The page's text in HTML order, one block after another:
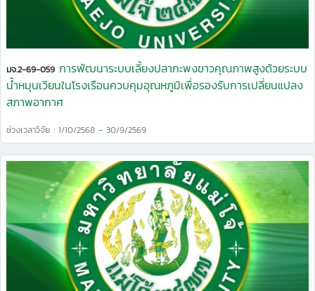
มจ.2-69-059 การพัฒนาระบบเลี้ยงปลากะพงขาวคุณภาพสูงด้วยระบบ
น้ำหมุนเวียนในโรงเรือนควบคุมอุณหภูมิเพื่อรองรับการเปลี่ยนแปลง
สภาพอากาศ
ช่วงเวลาวิจัย : 1/10/2568 - 30/9/2569